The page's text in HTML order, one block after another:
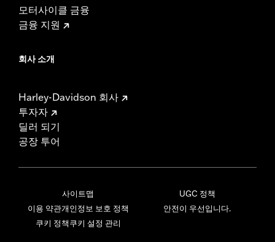
모터사이클 금융
금융 지원
회사 소개
Harley-Davidson 회사
투자자
딜러 되기
공장 투어
사이트맵
이용 약관개인정보 보호 정책
쿠키 정책쿠키 설정 관리
UGC 정책
안전이 우선입니다.